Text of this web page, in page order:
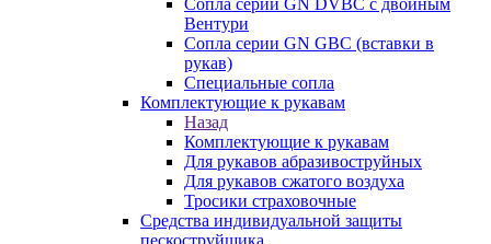
Сопла серии GN DVBC с двойным
Вентури
Сопла серии GN GBC (вставки в
рукав)
Специальные сопла
Комплектующие к рукавам
Назад
Комплектующие к рукавам
Для рукавов абразивоструйных
Для рукавов сжатого воздуха
Тросики страховочные
Средства индивидуальной защиты
пескоструйщика